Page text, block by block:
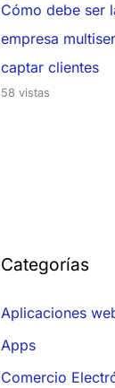
Cómo debe ser
empresa
captar clientes
58 vistas
Categorías
Aplicaciones
Apps
Comercio